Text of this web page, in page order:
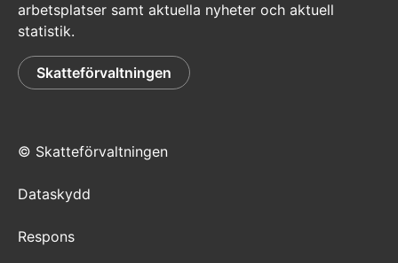
arbetsplatser samt aktuella nyheter och aktuell
statistik.
Skatteförvaltningen
© Skatteförvaltningen
Dataskydd
Respons